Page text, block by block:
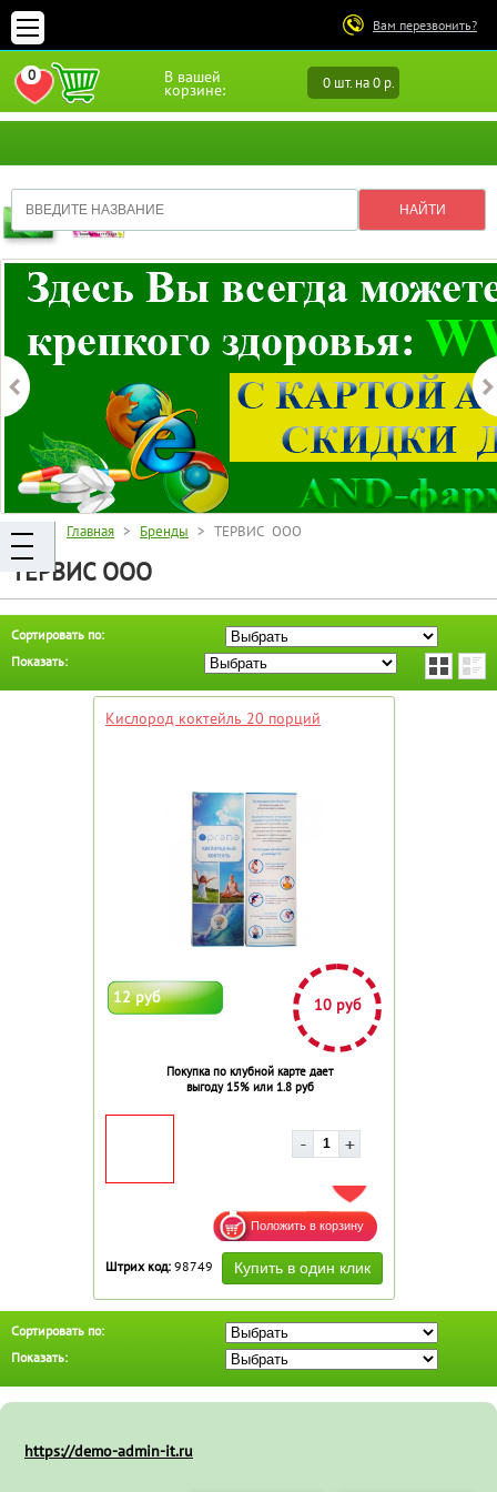
Вам перезвонить?
В вашей
корзине: 0 шт. на 0 р.
0
ПЕРЕЙТИ В ИЗБРАННОЕ
Главная > Бренды > ТЕРВИС ООО
ТЕРВИС ООО
Сортировать по:
Показать:
Кислород коктейль 20 порций
12 руб 10 руб
Покупка по клубной карте дает
выгоду 15% или 1.8 руб
ДОБАВИТЬ В ИЗБРАННОЕ
Штрих код: 98749
Сортировать по:
Показать:
https://demo-admin-it.ru